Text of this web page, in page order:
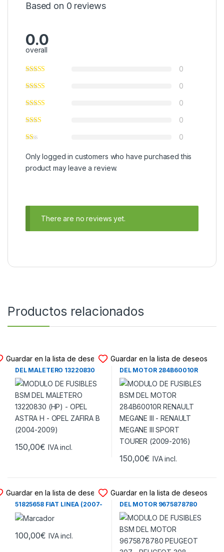
Based on 0 reviews
0.0
overall
0
0
0
0
0
Only logged in customers who have purchased this
product may leave a review.
There are no reviews yet.
Productos relacionados
Guardar en la lista de deseos
MODULO DE FUSIBLES BSM
DEL MALETERO 13220830
(HP) – OPEL ASTRA H – OPEL
ZAFIRA B (2004-2009)
150,00€ IVA incl.
Guardar en la lista de deseos
MODULO DE FUSIBLES BSM
DEL MOTOR 284B60010R
RENAULT MEGANE III –
RENAULT MEGANE III SPORT
TOURER (2009-2016)
150,00€ IVA incl.
Guardar en la lista de deseos
CAJA DE INTERCONEXION
51825658 FIAT LINEA (2007-
2017)
100,00€ IVA incl.
Guardar en la lista de deseos
MODULO DE FUSIBLES BSM
DEL MOTOR 9675878780
PEUGEOT 307 – PEUGEOT
308 – PEUGEOT EXPERT II –
CITROEN C4 II – CITROEN
JUMPY II (2007-2015)